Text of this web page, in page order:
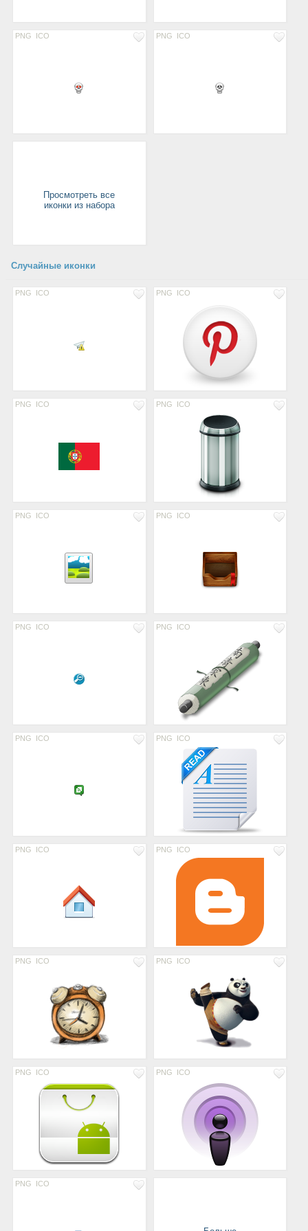
PNG ICO PNG ICO
Просмотреть все
иконки из набора
Случайные иконки
PNG ICO PNG ICO
PNG ICO PNG ICO
PNG ICO PNG ICO
PNG ICO PNG ICO
PNG ICO PNG ICO
PNG ICO PNG ICO
PNG ICO PNG ICO
PNG ICO PNG ICO
PNG ICO